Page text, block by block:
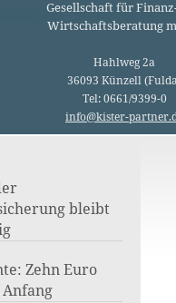
Gesellschaft für
Wirtschaftsberatung
Hahlweg 2a
36093 Künzell
Tel: 0661/9399-0
info@kister-
bleibt
Zehn Euro